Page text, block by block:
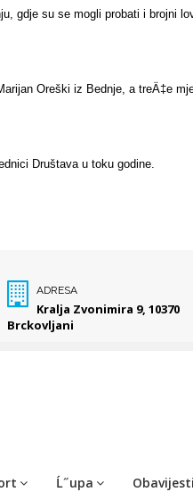
gdje su se mogli probati i brojni
Oreški iz Bednje, a treÄ‡e
Društava u toku godine.
ADRESA
Kralja Zvonimira 9, 10370
Brckovljani
Ĺ˝upa